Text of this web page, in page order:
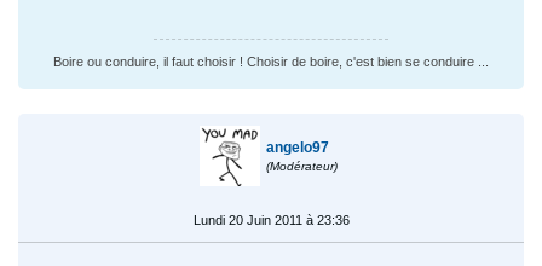
Boire ou conduire, il faut choisir ! Choisir de boire, c'est bien se conduire ...
angelo97
(Modérateur)
Lundi 20 Juin 2011 à 23:36